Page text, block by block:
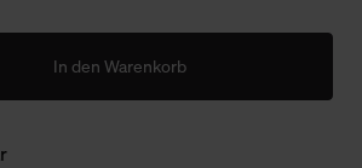
In den Warenkorb